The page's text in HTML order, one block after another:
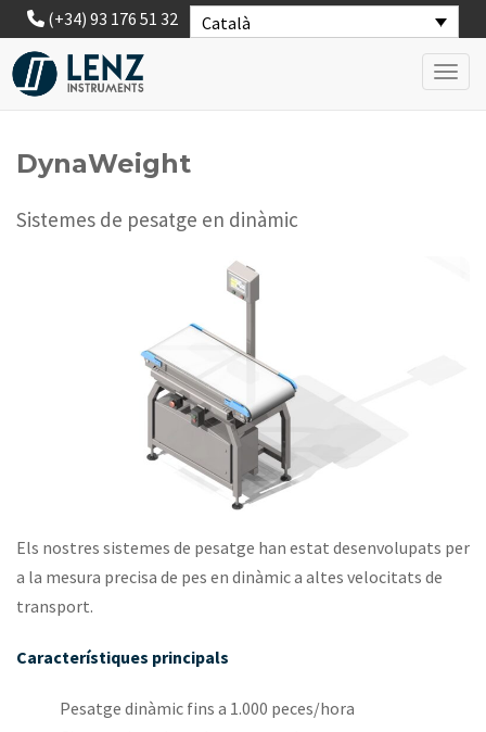
Català
(+34) 93 176 51 32
DynaWeight
Sistemes de pesatge en dinàmic
Els nostres sistemes de pesatge han estat desenvolupats per
a la mesura precisa de pes en dinàmic a altes velocitats de
transport.
Característiques principals
Pesatge dinàmic fins a 1.000 peces/hora